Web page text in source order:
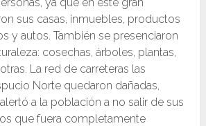
sus casas, inmuebles, productos
y autos. También se presenciaron
cosechas, árboles, plantas,
La red de carreteras las
Norte quedaron dañadas,
a la población a no salir de sus
que fuera completamente